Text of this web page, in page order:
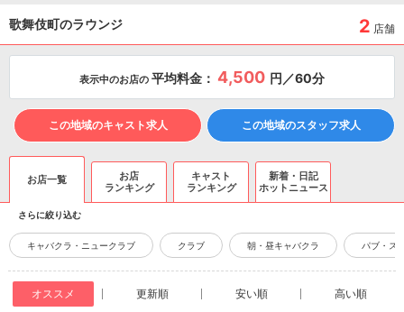
歌舞伎町のラウンジ 2 店舗
表示中のお店の 平均料金： 4,500 円／60分
この地域のキャスト求人 この地域のスタッフ求人
お店一覧
お店
ランキング
キャスト
ランキング
新着・日記
ホットニュース
さらに絞り込む
キャバクラ・ニュークラブ クラブ 朝・昼キャバクラ パブ・ス
オススメ 更新順 安い順 高い順